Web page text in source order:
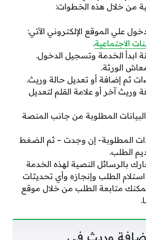
من خلال هذه الخطوات:
علي الموقع الإلكتروني الآتي:
الاجتماعية.
ابدأ الخدمة وتسجيل الدخول.
الورثة.
ثم إضافة أو تعديل حالة وريث.
وريث آخر أو علامة القلم لتعديل
المطلوبة من جانب المنصة
المطلوبة- إن وجدت – ثم الضغط
الطلب.
بالرسائل النصية لهذه الخدمة
الطلب وإنجازه وأي تحديثات
متابعة الطلب من خلال موقع
وريث في